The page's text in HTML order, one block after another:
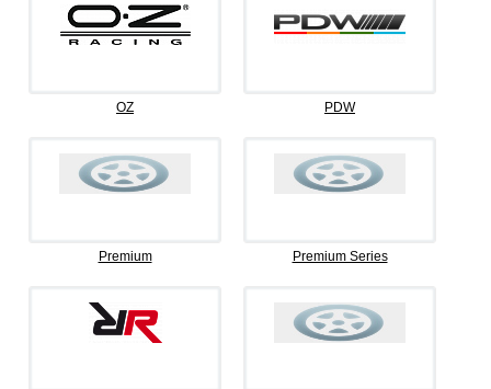
OZ PDW
Premium Premium Series